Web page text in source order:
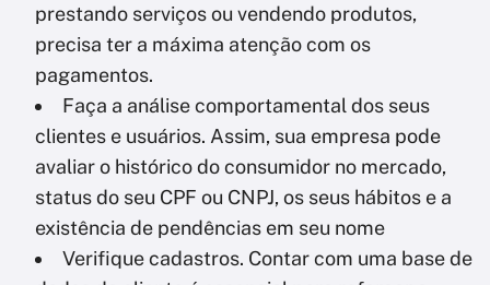
prestando serviços ou vendendo produtos,
precisa ter a máxima atenção com os
pagamentos.
Faça a análise comportamental dos seus
clientes e usuários. Assim, sua empresa pode
avaliar o histórico do consumidor no mercado,
status do seu CPF ou CNPJ, os seus hábitos e a
existência de pendências em seu nome
Verifique cadastros. Contar com uma base de